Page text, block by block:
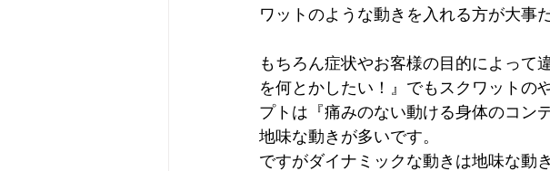
ワットのような動きを入れる方が大事
もちろん症状やお客様の目的によって
を何とかしたい！』でもスクワットの
プトは『痛みのない動ける身体のコン
地味な動きが多いです。
ですがダイナミックな動きは地味な動